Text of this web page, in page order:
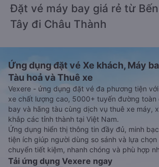
Đặt vé máy bay giá rẻ từ
Tây đi Châu Thành
Ứng dụng đặt vé Xe khách, Máy
Tàu hoả và Thuê xe
Vexere - ứng dụng đặt vé đa phương tiện
xe chất lượng cao, 5000+ tuyến đường toàn
bay và hãng tàu cùng dịch vụ thuê xe máy,
khắp các tỉnh thành tại Việt Nam.
Ứng dụng hiển thị thông tin đầy đủ, minh
tiện ích giúp người dùng so sánh và lựa
chuyển tiết kiệm, nhanh chóng và phù hợp
Tải ứng dụng Vexere ngay